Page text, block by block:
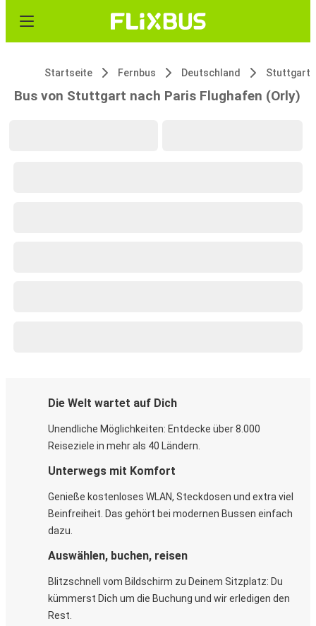
Startseite Fernbus Deutschland Stuttgart
Bus von Stuttgart nach Paris Flughafen (Orly)
Die Welt wartet auf Dich
Unendliche Möglichkeiten: Entdecke über 8.000
Reiseziele in mehr als 40 Ländern.
Unterwegs mit Komfort
Genieße kostenloses WLAN, Steckdosen und extra viel
Beinfreiheit. Das gehört bei modernen Bussen einfach
dazu.
Auswählen, buchen, reisen
Blitzschnell vom Bildschirm zu Deinem Sitzplatz: Du
kümmerst Dich um die Buchung und wir erledigen den
Rest.